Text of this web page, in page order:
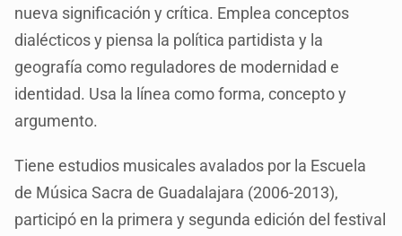
nueva significación y crítica. Emplea conceptos
dialécticos y piensa la política partidista y la
geografía como reguladores de modernidad e
identidad. Usa la línea como forma, concepto y
argumento.
Tiene estudios musicales avalados por la Escuela
de Música Sacra de Guadalajara (2006-2013),
participó en la primera y segunda edición del festival